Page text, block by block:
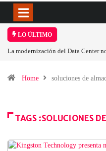
LO ÚLTIMO
La modernización del Data Center
Home
soluciones de
TAGS :SOLUCIONES